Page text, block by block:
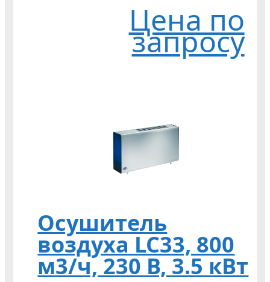
Цена по
запросу
Осушитель
воздуха LC33, 800
м3/ч, 230 В, 3.5 кВт